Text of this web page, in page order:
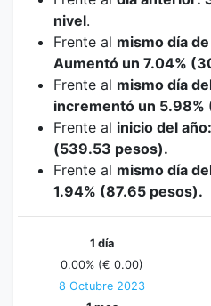
nivel.
Frente al mismo día
Aumentó un 7.04%
Frente al mismo día
incrementó un 5.98%
Frente al inicio del
(539.53 pesos).
Frente al mismo día
1.94% (87.65 pesos).
1 día
0.00% (€ 0.00)
8 Octubre 2023